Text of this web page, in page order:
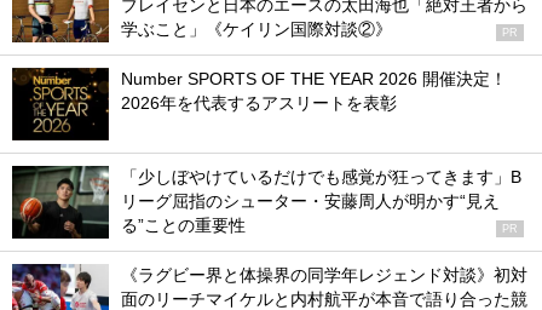
ブレイセンと日本のエースの太田海也「絶対王者から
学ぶこと」《ケイリン国際対談②》
PR
Number SPORTS OF THE YEAR 2026 開催決定！
2026年を代表するアスリートを表彰
「少しぼやけているだけでも感覚が狂ってきます」B
リーグ屈指のシューター・安藤周人が明かす“見え
る”ことの重要性
PR
《ラグビー界と体操界の同学年レジェンド対談》初対
面のリーチマイケルと内村航平が本音で語り合った競